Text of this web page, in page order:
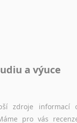
a výuce
zdroje informací
pro vás